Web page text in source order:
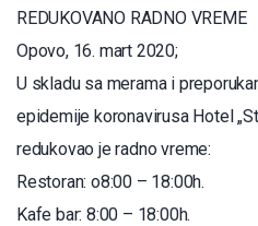
REDUKOVANO RADNO VREME
Opovo, 16. mart 2020;
U skladu sa merama i
epidemije koronavirusa Hotel
redukovao je radno vreme:
Restoran: o8:00 – 18:00h.
Kafe bar: 8:00 – 18:00h.